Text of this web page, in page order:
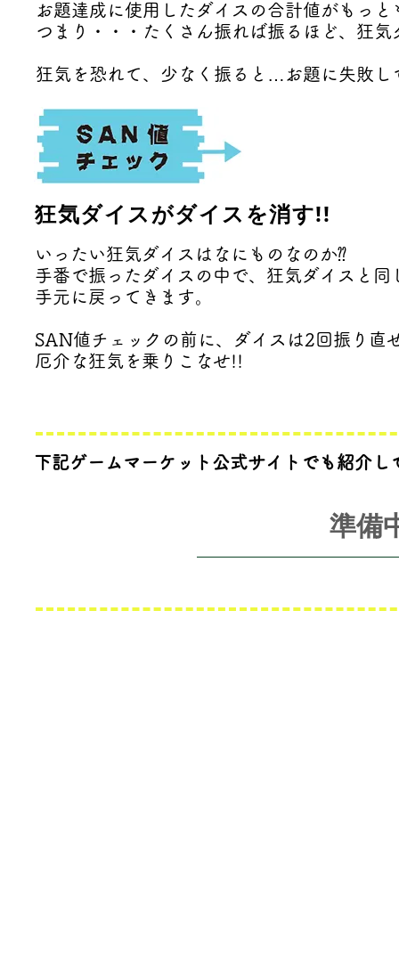
お題達成に使用したダイスの合計値がもっ
つまり・・・たくさん振れば振るほど、狂
狂気を恐れて、少なく振ると…お題に失敗し
いったい狂気ダイスはなにものなのか⁇
手番で振ったダイスの中で、狂気ダイスと
手元に戻ってきます。
​SAN値チェックの前に、ダイスは2回振り
厄介な狂気を乗りこなせ!!
狂気ダイスがダイスを消す!!
下記ゲームマーケット公式サイトでも紹介し
準備